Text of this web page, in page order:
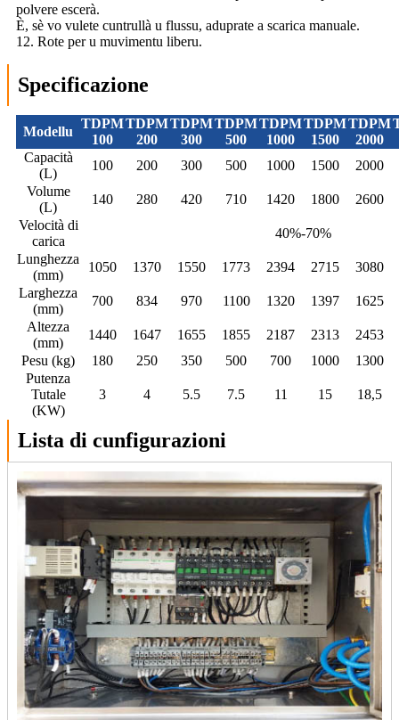
polvere escerà.
È, sè vo vulete cuntrullà u flussu, aduprate a scarica manuale.
12. Rote per u muvimentu liberu.
Specificazione
Modellu
TDPM
100
TDPM
200
TDPM
300
TDPM
500
TDPM
1000
TDPM
1500
TDPM
2000
Capacità
(L)
100 200 300 500 1000 1500
2000
Volume
(L)
140 280 420 710 1420 1800
2600
Velocità di
carica
40%-70%
Lunghezza
(mm)
1050 1370 1550 1773 2394 2715
3080
Larghezza
(mm)
700 834 970 1100 1320 1397
1625
Altezza
(mm)
1440 1647 1655 1855 2187 2313
2453
Pesu (kg)
180 250 350 500 700 1000
1300
Putenza
Tutale
(KW)
3 4 5.5 7.5 11 15 18,5
Lista di cunfigurazioni